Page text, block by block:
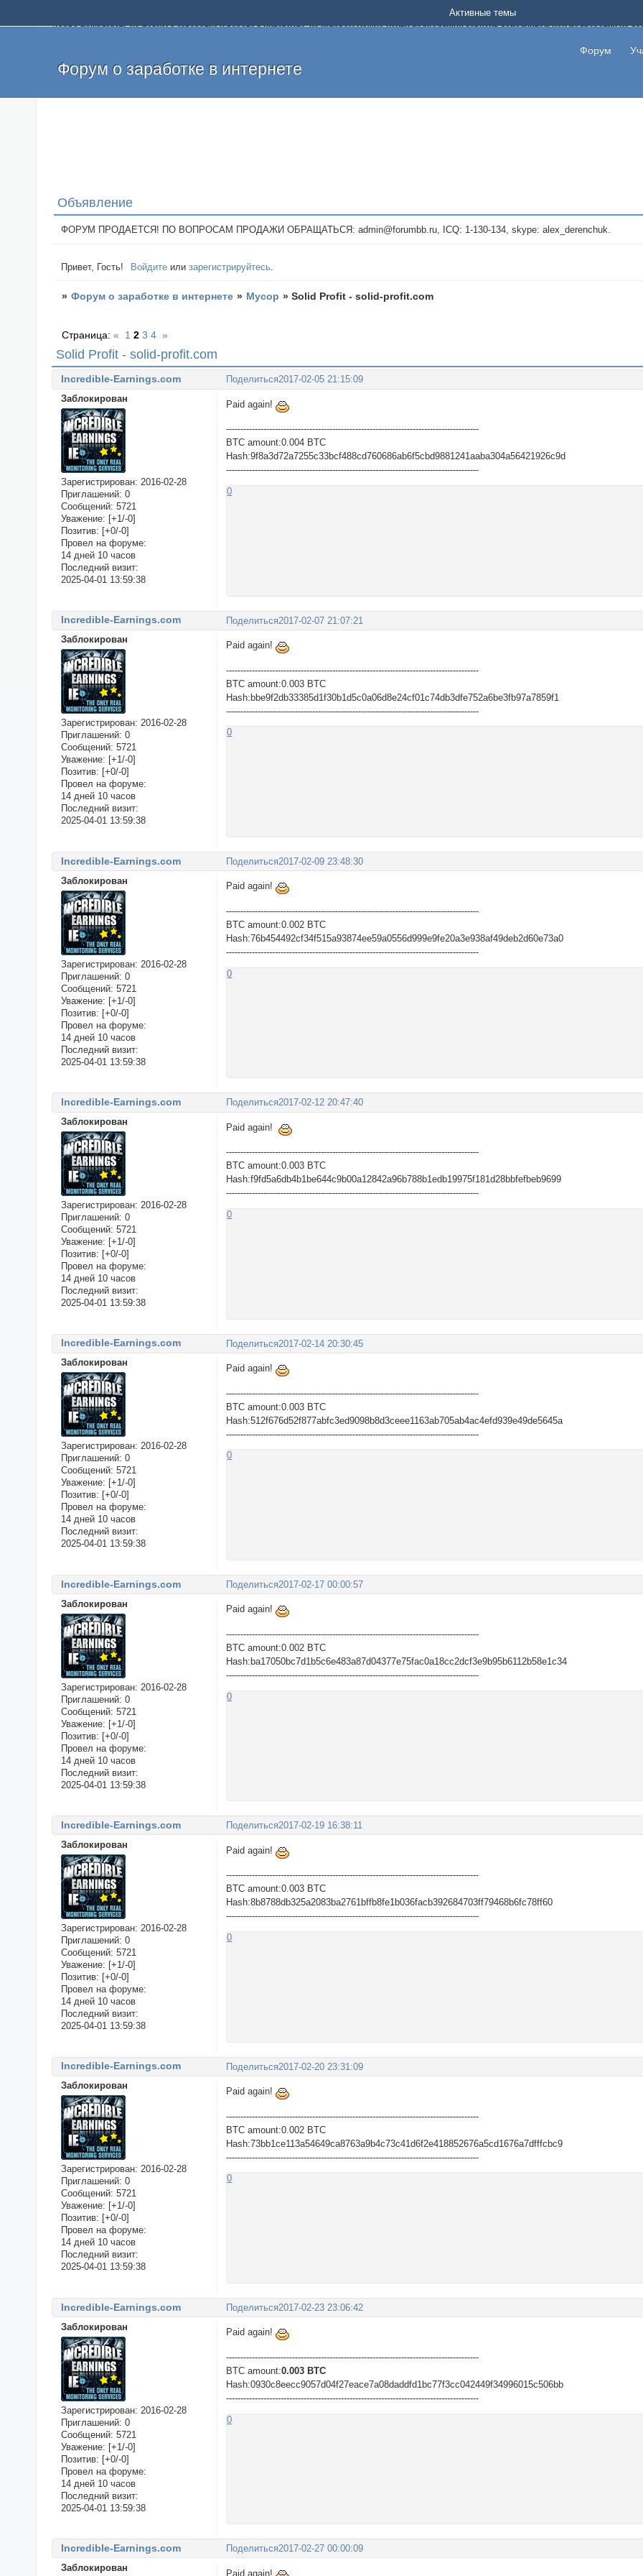
Добро пожаловать на форум о заработке и работе в интернете, на котором можно найти подходящий вариант дополнительной подработки на
и оставлять свои отзывы. Если вы знаете, что определенный проект или сайт не платит, то указывайте в теме что это лохотрон, чтобы другие
легкие деньги без вложений и регистрации уже сегодня. Создавайте новые темы, размещайте объявления со своими пригласительными
Форум о заработке в интернете
Форум
Активные темы
Объявление
ФОРУМ ПРОДАЕТСЯ! ПО ВОПРОСАМ ПРОДАЖИ ОБРАЩАТЬСЯ: admin@forumbb.ru, ICQ: 1-130-134, skype: alex_derenchuk.
Привет, Гость! Войдите илизарегистрируйтесь.
» Форум о заработке в интернете » Мусор »Solid Profit - solid-profit.com
Solid Profit - solid-profit.com
Страница:« 1 2 3 4 »
Поделиться2017-02-05 21:15:09
Incredible-Earnings.com
Заблокирован
Зарегистрирован: 2016-02-28
Приглашений: 0
Сообщений: 5721
Уважение: [+1/-0]
Позитив: [+0/-0]
Провел на форуме:
14 дней 10 часов
Последний визит:
2025-04-01 13:59:38
Paid again!
----------------------------------------------------------------------------------------
BTC amount:0.004 BTC
Hash:9f8a3d72a7255c33bcf488cd760686ab6f5cbd9881241aaba304a56421926c9d
----------------------------------------------------------------------------------------
0
Поделиться2017-02-07 21:07:21
Incredible-Earnings.com
Заблокирован
Зарегистрирован: 2016-02-28
Приглашений: 0
Сообщений: 5721
Уважение: [+1/-0]
Позитив: [+0/-0]
Провел на форуме:
14 дней 10 часов
Последний визит:
2025-04-01 13:59:38
Paid again!
----------------------------------------------------------------------------------------
BTC amount:0.003 BTC
Hash:bbe9f2db33385d1f30b1d5c0a06d8e24cf01c74db3dfe752a6be3fb97a7859f1
----------------------------------------------------------------------------------------
0
Поделиться2017-02-09 23:48:30
Incredible-Earnings.com
Заблокирован
Зарегистрирован: 2016-02-28
Приглашений: 0
Сообщений: 5721
Уважение: [+1/-0]
Позитив: [+0/-0]
Провел на форуме:
14 дней 10 часов
Последний визит:
2025-04-01 13:59:38
Paid again!
----------------------------------------------------------------------------------------
BTC amount:0.002 BTC
Hash:76b454492cf34f515a93874ee59a0556d999e9fe20a3e938af49deb2d60e73a0
----------------------------------------------------------------------------------------
0
Поделиться2017-02-12 20:47:40
Incredible-Earnings.com
Заблокирован
Зарегистрирован: 2016-02-28
Приглашений: 0
Сообщений: 5721
Уважение: [+1/-0]
Позитив: [+0/-0]
Провел на форуме:
14 дней 10 часов
Последний визит:
2025-04-01 13:59:38
Paid again!
----------------------------------------------------------------------------------------
BTC amount:0.003 BTC
Hash:f9fd5a6db4b1be644c9b00a12842a96b788b1edb19975f181d28bbfefbeb9699
----------------------------------------------------------------------------------------
0
Поделиться2017-02-14 20:30:45
Incredible-Earnings.com
Заблокирован
Зарегистрирован: 2016-02-28
Приглашений: 0
Сообщений: 5721
Уважение: [+1/-0]
Позитив: [+0/-0]
Провел на форуме:
14 дней 10 часов
Последний визит:
2025-04-01 13:59:38
Paid again!
----------------------------------------------------------------------------------------
BTC amount:0.003 BTC
Hash:512f676d52f877abfc3ed9098b8d3ceee1163ab705ab4ac4efd939e49de5645a
----------------------------------------------------------------------------------------
0
Поделиться2017-02-17 00:00:57
Incredible-Earnings.com
Заблокирован
Зарегистрирован: 2016-02-28
Приглашений: 0
Сообщений: 5721
Уважение: [+1/-0]
Позитив: [+0/-0]
Провел на форуме:
14 дней 10 часов
Последний визит:
2025-04-01 13:59:38
Paid again!
----------------------------------------------------------------------------------------
BTC amount:0.002 BTC
Hash:ba17050bc7d1b5c6e483a87d04377e75fac0a18cc2dcf3e9b95b6112b58e1c34
----------------------------------------------------------------------------------------
0
Поделиться2017-02-19 16:38:11
Incredible-Earnings.com
Заблокирован
Зарегистрирован: 2016-02-28
Приглашений: 0
Сообщений: 5721
Уважение: [+1/-0]
Позитив: [+0/-0]
Провел на форуме:
14 дней 10 часов
Последний визит:
2025-04-01 13:59:38
Paid again!
----------------------------------------------------------------------------------------
BTC amount:0.003 BTC
Hash:8b8788db325a2083ba2761bffb8fe1b036facb392684703ff79468b6fc78ff60
----------------------------------------------------------------------------------------
0
Поделиться2017-02-20 23:31:09
Incredible-Earnings.com
Заблокирован
Зарегистрирован: 2016-02-28
Приглашений: 0
Сообщений: 5721
Уважение: [+1/-0]
Позитив: [+0/-0]
Провел на форуме:
14 дней 10 часов
Последний визит:
2025-04-01 13:59:38
Paid again!
----------------------------------------------------------------------------------------
BTC amount:0.002 BTC
Hash:73bb1ce113a54649ca8763a9b4c73c41d6f2e418852676a5cd1676a7dfffcbc9
----------------------------------------------------------------------------------------
0
Поделиться2017-02-23 23:06:42
Incredible-Earnings.com
Заблокирован
Зарегистрирован: 2016-02-28
Приглашений: 0
Сообщений: 5721
Уважение: [+1/-0]
Позитив: [+0/-0]
Провел на форуме:
14 дней 10 часов
Последний визит:
2025-04-01 13:59:38
Paid again!
----------------------------------------------------------------------------------------
BTC amount:0.003 BTC
Hash:0930c8eecc9057d04f27eace7a08daddfd1bc77f3cc042449f34996015c506bb
----------------------------------------------------------------------------------------
0
Поделиться2017-02-27 00:00:09
Incredible-Earnings.com
Заблокирован
Paid again!